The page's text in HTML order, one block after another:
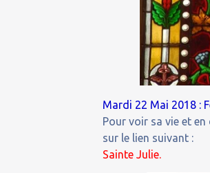
Mardi 22 Mai 2018 :
Pour voir sa vie et
sur le lien suivant :
Sainte Julie.